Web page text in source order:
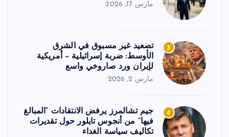
مارس 17, 2026
3
تصعيد غير مسبوق في الشرق
الأوسط: ضربة إسرائيلية – أمريكية
لإيران ورد صاروخي واسع
مارس 2, 2026
4
جيم تشالمرز يرفض الانتقادات “المبالغ
فيها” من أنجوس تايلور حول تقديرات
تكاليف سياسة الغداء